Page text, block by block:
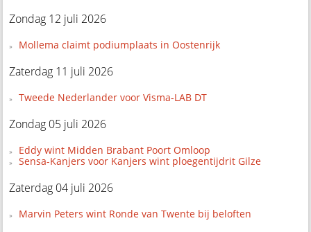
Zondag 12 juli 2026
Mollema claimt podiumplaats in Oostenrijk
Zaterdag 11 juli 2026
Tweede Nederlander voor Visma-LAB DT
Zondag 05 juli 2026
Eddy wint Midden Brabant Poort Omloop
Sensa-Kanjers voor Kanjers wint ploegentijdrit Gilze
Zaterdag 04 juli 2026
Marvin Peters wint Ronde van Twente bij beloften